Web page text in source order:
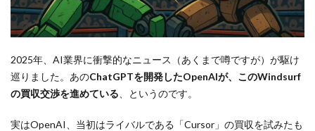
2025年、AI業界に衝撃的なニュース（あくまで噂ですが）が駆け
巡りました。あのChatGPTを開発したOpenAIが、このWindsurf
の買収交渉を進めている 、というのです。
実はOpenAI、当初はライバルである「Cursor」の買収を試みたも